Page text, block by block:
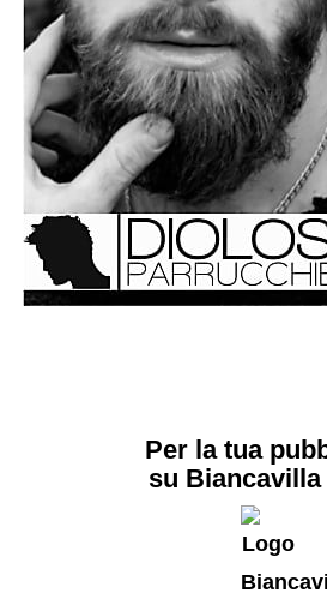
Per la tua
su Biancavilla